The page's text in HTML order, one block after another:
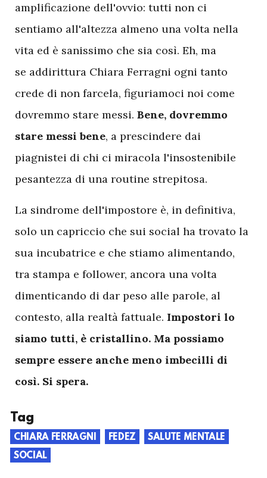
amplificazione dell'ovvio: tutti non ci
sentiamo all'altezza almeno una volta nella
vita ed è sanissimo che sia così. Eh, ma
se addirittura Chiara Ferragni ogni tanto
crede di non farcela, figuriamoci noi come
dovremmo stare messi. Bene, dovremmo
stare messi bene, a prescindere dai
piagnistei di chi ci miracola l'insostenibile
pesantezza di una routine strepitosa.
La sindrome dell'impostore è, in definitiva,
solo un capriccio che sui social ha trovato la
sua incubatrice e che stiamo alimentando,
tra stampa e follower, ancora una volta
dimenticando di dar peso alle parole, al
contesto, alla realtà fattuale. Impostori lo
siamo tutti, è cristallino. Ma possiamo
sempre essere anche meno imbecilli di
così. Si spera.
Tag
CHIARA FERRAGNI FEDEZ
SALUTE MENTALE
SOCIAL